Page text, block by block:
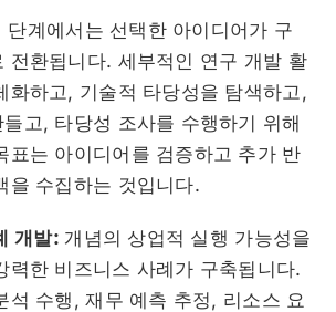
단계에서는 선택한 아이디어가 구
전환됩니다. 세부적인 연구 개발 활
화하고, 기술적 타당성을 탐색하고,
고, 타당성 조사를 수행하기 위해
표는 아이디어를 검증하고 추가 반
을 수집하는 것입니다.
개발: 개념의 상업적 실행 가능성을
력한 비즈니스 사례가 구축됩니다.
석 수행, 재무 예측 추정, 리소스 요